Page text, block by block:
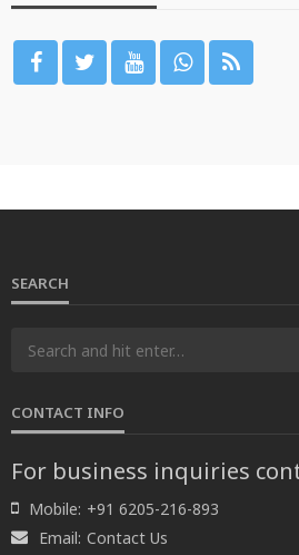
SEARCH
CONTACT INFO
For business inquiries
Mobile: +91 6205-216-893
Email: Contact Us